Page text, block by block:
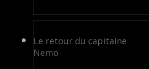
Le retour du capitaine
Nemo